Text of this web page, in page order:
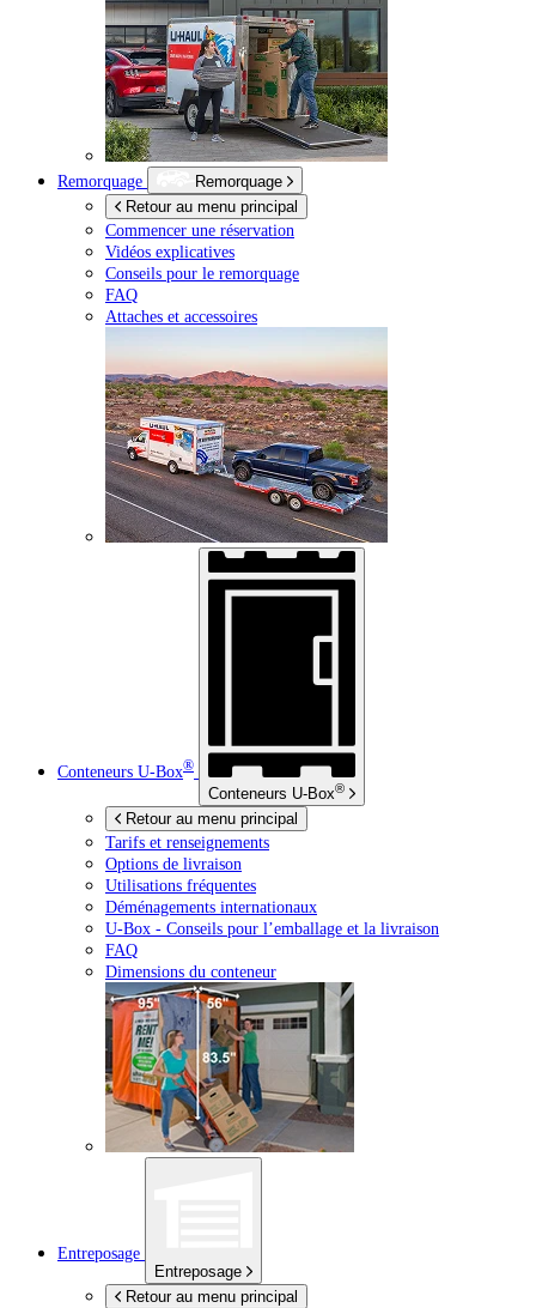
Remorquage
Remorquage
Retour au menu principal
Commencer une réservation
Vidéos explicatives
Conseils pour le remorquage
FAQ
Attaches et accessoires
Conteneurs U-Box®
Conteneurs U-Box®
Retour au menu principal
Tarifs et renseignements
Options de livraison
Utilisations fréquentes
Déménagements internationaux
U-Box - Conseils pour l’emballage et la livraison
FAQ
Dimensions du conteneur
Entreposage
Entreposage
Retour au menu principal